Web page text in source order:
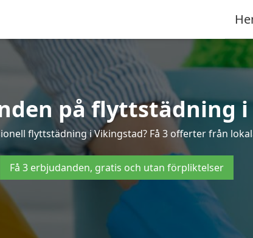
på flyttstädning
flyttstädning i Vikingstad? Få 3 offerter från
Få 3 erbjudanden, gratis och utan förpliktelser